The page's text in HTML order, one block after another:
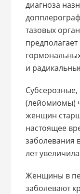
диагноза
тазовых
и
(лейомиомы)
женщин
настоящее
заболевания
лет
Женщины в
заболевают